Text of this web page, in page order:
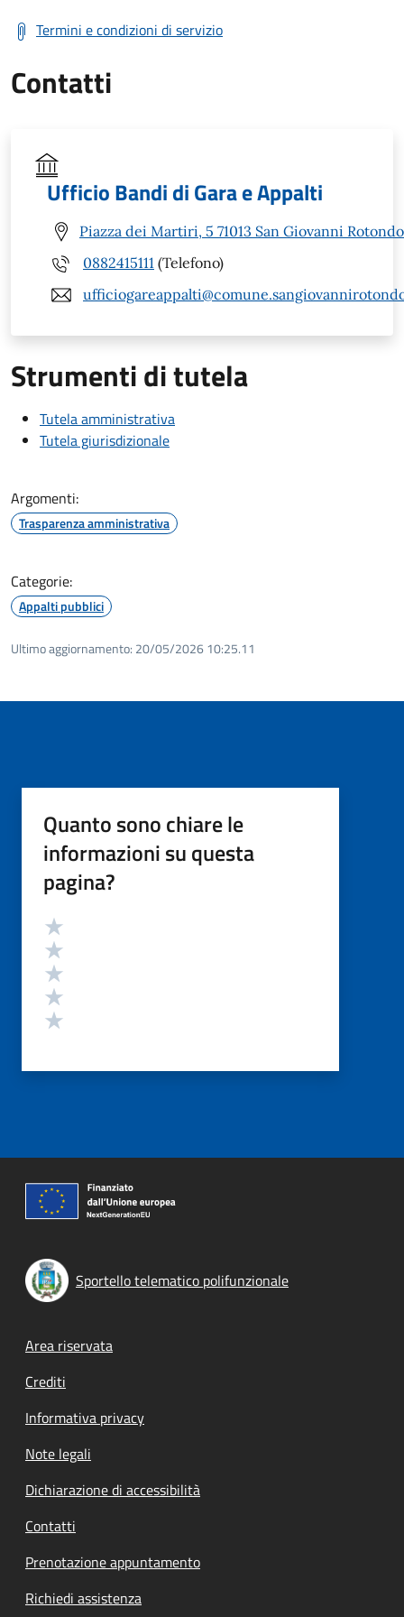
Termini e condizioni di servizio
Contatti
Ufficio Bandi di Gara e Appalti
Piazza dei Martiri, 5 71013 San Giovanni
0882415111 (Telefono)
Strumenti di tutela
Tutela amministrativa
Tutela giurisdizionale
Argomenti:
Trasparenza amministrativa
Categorie:
Appalti pubblici
Ultimo aggiornamento: 20/05/2026 10:25.11
Quanto sono chiare le
informazioni su questa
pagina?
Valutazione
Sportello telematico polifunzionale
Footer menu
Area riservata
Crediti
Informativa privacy
Note legali
Dichiarazione di accessibilità
Contatti
Prenotazione appuntamento
Richiedi assistenza